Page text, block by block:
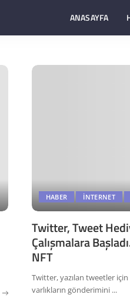
ANASAYFA
HABER İNTERNET
Twitter, Tweet
Çalışmalara
NFT
Twitter, yazılan tweetler
varlıkların gönderimini ...